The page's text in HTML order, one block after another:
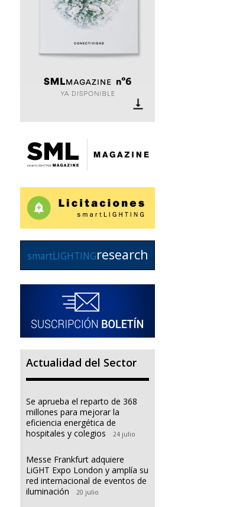
smartLIGHTINGresearch
Actualidad del Sector
Se aprueba el reparto de 368
millones para mejorar la
eficiencia energética de
hospitales y colegios
24 julio
Messe Frankfurt adquiere
LiGHT Expo London y amplía su
red internacional de eventos de
iluminación
20 julio